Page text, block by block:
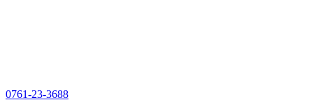
0761-23-3688